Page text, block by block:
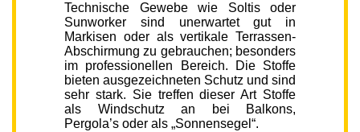
Technische Gewebe wie Soltis oder
Sunworker sind unerwartet gut in
Markisen oder als vertikale Terrassen-
Abschirmung zu gebrauchen; besonders
im professionellen Bereich. Die Stoffe
bieten ausgezeichneten Schutz und sind
sehr stark. Sie treffen dieser Art Stoffe
als Windschutz an bei Balkons,
Pergola’s oder als „Sonnensegel“.